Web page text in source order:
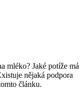
mléko? Jaké potíže má
nějaká podpora
článku.